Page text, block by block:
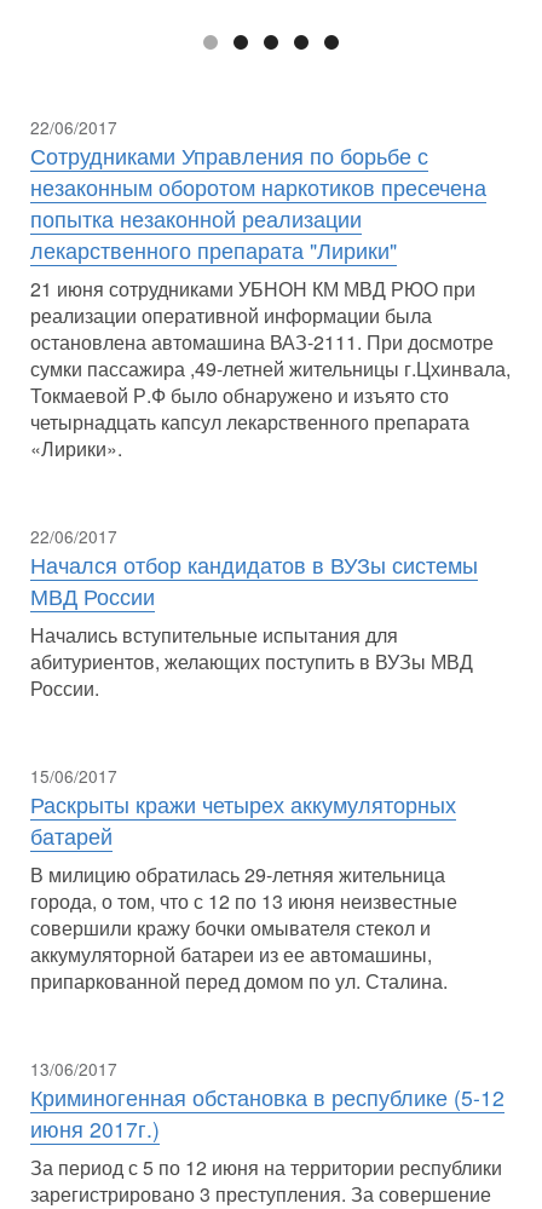
22/06/2017
Сотрудниками Управления по борьбе с
незаконным оборотом наркотиков пресечена
попытка незаконной реализации
лекарственного препарата "Лирики"
21 июня сотрудниками УБНОН КМ МВД РЮО при
реализации оперативной информации была
остановлена автомашина ВАЗ-2111. При досмотре
сумки пассажира ,49-летней жительницы г.Цхинвала,
Токмаевой Р.Ф было обнаружено и изъято сто
четырнадцать капсул лекарственного препарата
«Лирики».
22/06/2017
Начался отбор кандидатов в ВУЗы системы
МВД России
Начались вступительные испытания для
абитуриентов, желающих поступить в ВУЗы МВД
России.
15/06/2017
Раскрыты кражи четырех аккумуляторных
батарей
В милицию обратилась 29-летняя жительница
города, о том, что с 12 по 13 июня неизвестные
совершили кражу бочки омывателя стекол и
аккумуляторной батареи из ее автомашины,
припаркованной перед домом по ул. Сталина.
13/06/2017
Криминогенная обстановка в республике (5-12
июня 2017г.)
За период с 5 по 12 июня на территории республики
зарегистрировано 3 преступления. За совершение